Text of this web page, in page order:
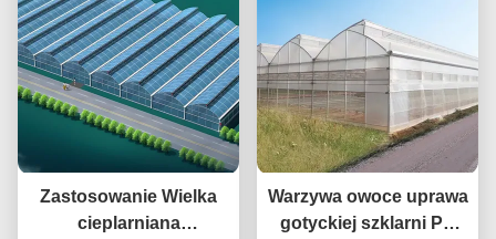
Zastosowanie Wielka
cieplarniana
Warzywa owoce uprawa
gotyckiej szklarni PO